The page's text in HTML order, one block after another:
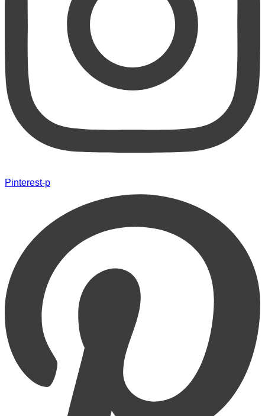
Pinterest-p